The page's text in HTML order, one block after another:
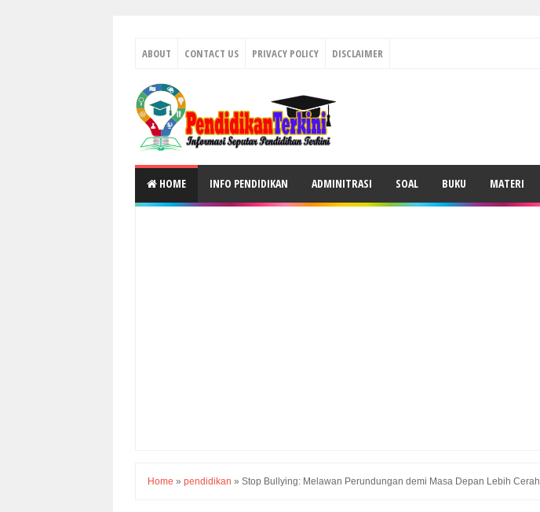
ABOUT CONTACT US PRIVACY POLICY DISCLAIMER
HOME INFO PENDIDIKAN ADMINITRASI SOAL BUKU MATERI
Home » pendidikan » Stop Bullying: Melawan Perundungan demi Masa Depan Lebih Cerah